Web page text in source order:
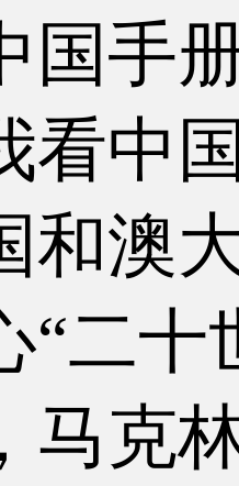
国手
看中
和澳
“二十
马克